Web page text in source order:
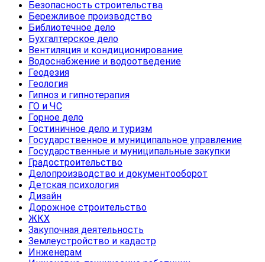
Безопасность строительства
Бережливое производство
Библиотечное дело
Бухгалтерское дело
Вентиляция и кондиционирование
Водоснабжение и водоотведение
Геодезия
Геология
Гипноз и гипнотерапия
ГО и ЧС
Горное дело
Гостиничное дело и туризм
Государственное и муниципальное управление
Государственные и муниципальные закупки
Градостроительство
Делопроизводство и документооборот
Детская психология
Дизайн
Дорожное строительство
ЖКХ
Закупочная деятельность
Землеустройство и кадастр
Инженерам